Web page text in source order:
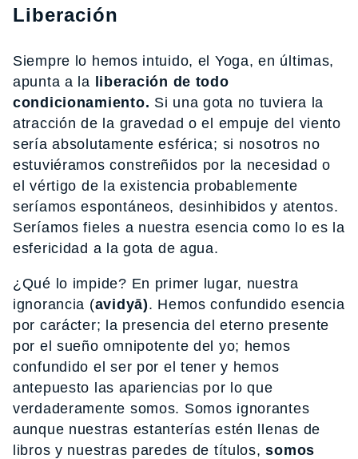
Liberación
Siempre lo hemos intuido, el Yoga, en últimas,
apunta a la
liberación de todo
condicionamiento. Si una gota no tuviera la
atracción de la gravedad o el empuje del viento
sería absolutamente esférica; si nosotros no
estuviéramos constreñidos por la necesidad o
el vértigo de la existencia probablemente
seríamos espontáneos, desinhibidos y atentos.
Seríamos fieles a nuestra esencia como lo es la
esfericidad a la gota de agua.
¿Qué lo impide? En primer lugar, nuestra
ignorancia (avidyā). Hemos confundido esencia
por carácter; la presencia del eterno presente
por el sueño omnipotente del yo; hemos
confundido el ser por el tener y hemos
antepuesto las apariencias por lo que
verdaderamente somos. Somos ignorantes
aunque nuestras estanterías estén llenas de
libros y nuestras paredes de títulos,somos